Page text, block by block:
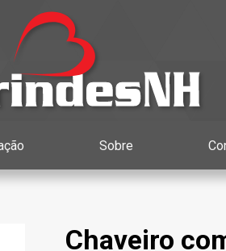
Sobre
Chaveiro